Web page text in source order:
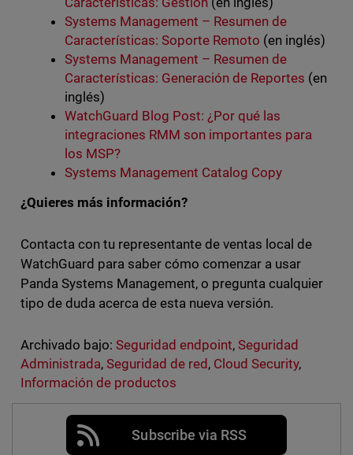
Systems Management – Resumen de
Características: Soporte Remoto (en inglés)
Systems Management – Resumen de
Características: Generación de Reportes (en
inglés)
WatchGuard Blog Post: ¿Por qué las
integraciones RMM son importantes para
los MSP?
Systems Management Catalog Copy
¿Quieres más información?
Contacta con tu representante de ventas local de
WatchGuard para saber cómo comenzar a usar
Panda Systems Management, o pregunta cualquier
tipo de duda acerca de esta nueva versión.
Archivado bajo: Seguridad endpoint,Seguridad
Administrada, Seguridad de red, Cloud Security,
Información de productos
Subscribe via RSS